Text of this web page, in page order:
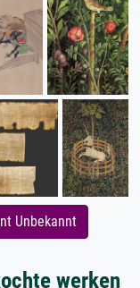
Unbekannt
werken